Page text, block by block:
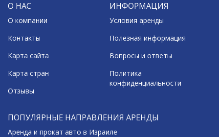
О НАС
О компании
Контакты
Карта сайта
Карта стран
Отзывы
ИНФОРМАЦИЯ
Условия аренды
Полезная информация
Вопросы и ответы
Политика
конфиденциальности
ПОПУЛЯРНЫЕ НАПРАВЛЕНИЯ АРЕНДЫ
Аренда и прокат авто в Израиле